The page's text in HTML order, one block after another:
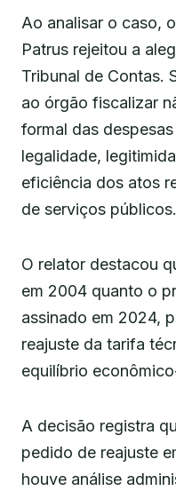
Ao analisar o caso,
Patrus rejeitou a
Tribunal de Contas.
ao órgão fiscalizar
formal das
legalidade,
eficiência dos atos
de serviços públicos.
O relator destacou
em 2004 quanto o
assinado em 2024,
reajuste da tarifa
equilíbrio
A decisão registra
pedido de reajuste
houve análise